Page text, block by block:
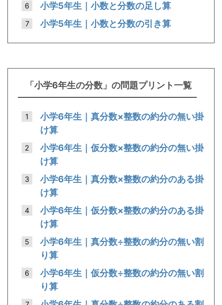
小学5年生｜小数と分数の足し算
小学5年生｜小数と分数の引き算
「小学6年生の分数」の問題プリント一覧
小学6年生｜真分数×整数の約分の無い掛
け算
小学6年生｜仮分数×整数の約分の無い掛
け算
小学6年生｜真分数×整数の約分のある掛
け算
小学6年生｜仮分数×整数の約分のある掛
け算
小学6年生｜真分数÷整数の約分の無い割
り算
小学6年生｜仮分数÷整数の約分の無い割
り算